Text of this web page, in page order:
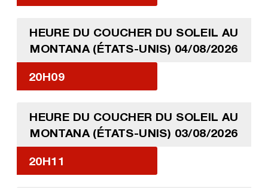
HEURE DU COUCHER DU SOLEIL AU
MONTANA (ÉTATS-UNIS) 04/08/2026
20H09
HEURE DU COUCHER DU SOLEIL AU
MONTANA (ÉTATS-UNIS) 03/08/2026
20H11